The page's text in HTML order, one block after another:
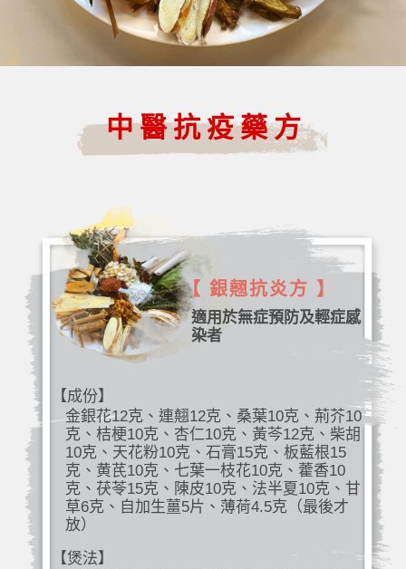
中醫抗疫藥方
【 銀翹抗炎方 】
適用於無症預防及輕症感
染者
【成份】
金銀花12克、連翹12克、桑葉10克、荊芥10
克、桔梗10克、杏仁10克、黃芩12克、柴胡
10克、天花粉10克、石膏15克、板藍根15
克、黄芪10克、七葉一枝花10克、藿香10
克、茯苓15克、陳皮10克、法半夏10克、甘
草6克、自加生薑5片、薄荷4.5克（最後才
放）
【煲法】